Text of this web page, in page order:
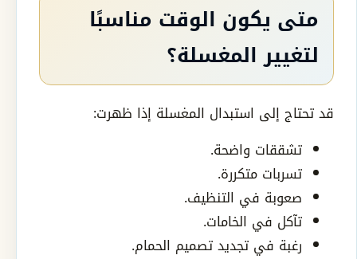
متى يكون الوقت مناسبًا
لتغيير المغسلة؟
قد تحتاج إلى استبدال المغسلة إذا ظهرت:
تشققات واضحة.
تسربات متكررة.
صعوبة في التنظيف.
تآكل في الخامات.
رغبة في تجديد تصميم الحمام.